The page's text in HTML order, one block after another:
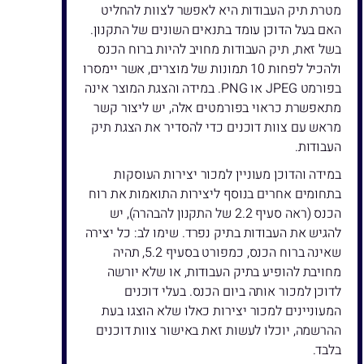
מטרת תיק העבודות היא לאפשר לצוות להחליט
האם בעל הדוכן עומד בתנאים השונים של התקנון.
בשל זאת, תיק העבודות מחויב להיות ברוח הכנס
ולהכיל לפחות 10 תמונות של מוצרים, אשר יימסרו
בפורמט JPEG או PNG. במידה והצגת המוצר אינה
מתאפשרת כראוי בפורמטים אלה, יש ליצור קשר
מראש עם צוות דוכנים כדי להסדיר את הצגת תיק
העבודות.
במידה והדוכן מעוניין למכור יצירות העוסקות
בתחומים אחרים בנוסף ליצירות התואמות את רוח
הכנס (ראה סעיף 2.2 של התקנון להבהרה), יש
להגיש את העבודות בתיק נפרד. שימו לב: כל יצירה
שאינה ברוח הכנס, כמפורט בסעיף 5.2, תהיה
מחויבת להופיע בתיק העבודות, או שלא יורשה
לדוכן למכור אותה ביום הכנס. בעלי דוכנים
המעוניינים למכור יצירות כאלו שלא הוצגו בעת
ההרשמה, יוכלו לעשות זאת באישור צוות דוכנים
בלבד.